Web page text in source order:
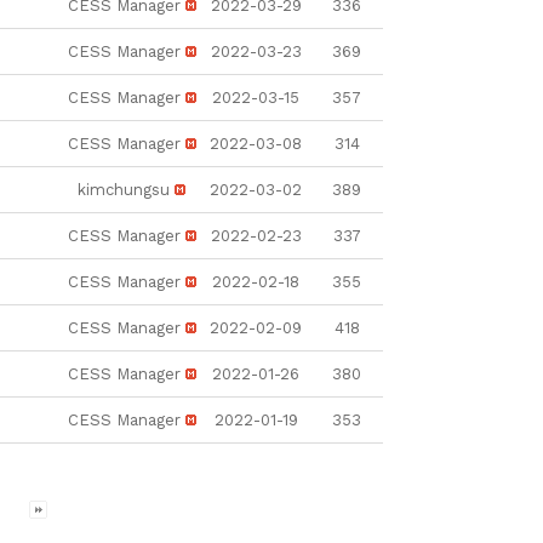
CESS Manager 2022-03-29 336
CESS Manager 2022-03-23 369
CESS Manager 2022-03-15 357
CESS Manager 2022-03-08 314
kimchungsu 2022-03-02 389
CESS Manager 2022-02-23 337
CESS Manager 2022-02-18 355
CESS Manager 2022-02-09 418
CESS Manager 2022-01-26 380
CESS Manager 2022-01-19 353